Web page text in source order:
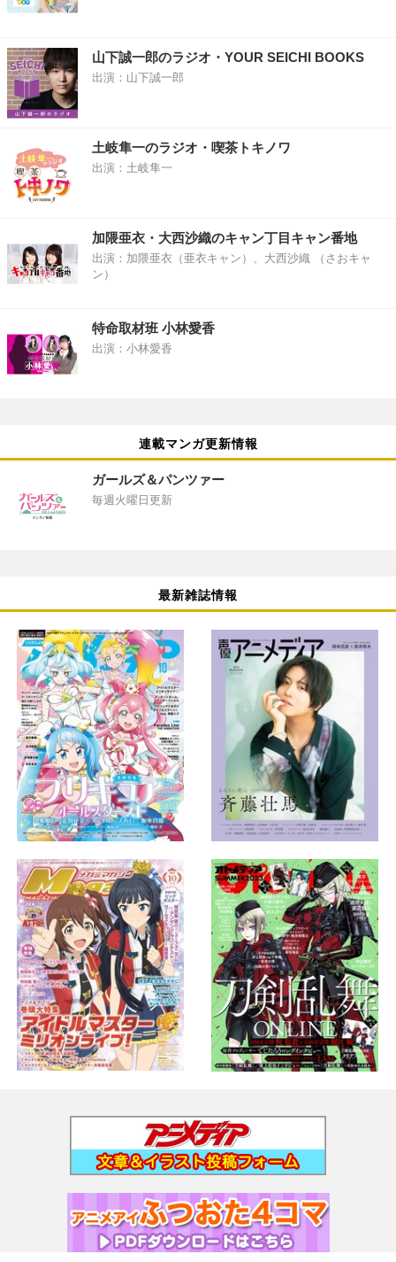
山下誠一郎のラジオ・YOUR SEICHI BOOKS
出演：山下誠一郎
土岐隼一のラジオ・喫茶トキノワ
出演：土岐隼一
加隈亜衣・大西沙織のキャン丁目キャン番地
出演：加隈亜衣（亜衣キャン）、大西沙織 （さおキャ
ン）
特命取材班 小林愛香
出演：小林愛香
連載マンガ更新情報
ガールズ＆パンツァー
毎週火曜日更新
最新雑誌情報